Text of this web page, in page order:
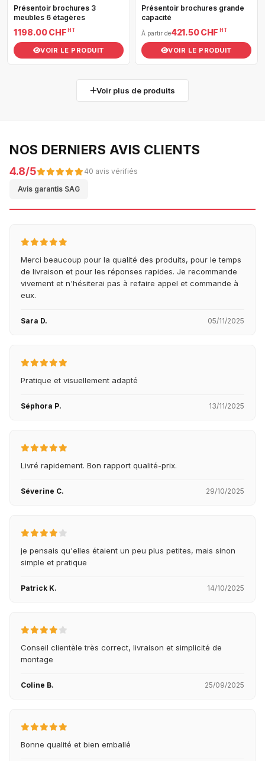
Présentoir brochures 3
meubles 6 étagères
1 198.00 CHF HT
VOIR LE PRODUIT
Présentoir brochures grande
capacité
À partir de421.50 CHF HT
VOIR LE PRODUIT
Voir plus de produits
NOS DERNIERS AVIS CLIENTS
4.8/5 40 avis vérifiés
Avis garantis SAG
Merci beaucoup pour la qualité des produits, pour le temps
de livraison et pour les réponses rapides. Je recommande
vivement et n'hésiterai pas à refaire appel et commande à
eux.
Sara D. 05/11/2025
Pratique et visuellement adapté
Séphora P. 13/11/2025
Livré rapidement. Bon rapport qualité-prix.
Séverine C. 29/10/2025
je pensais qu'elles étaient un peu plus petites, mais sinon
simple et pratique
Patrick K. 14/10/2025
Conseil clientèle très correct, livraison et simplicité de
montage
Coline B. 25/09/2025
Bonne qualité et bien emballé